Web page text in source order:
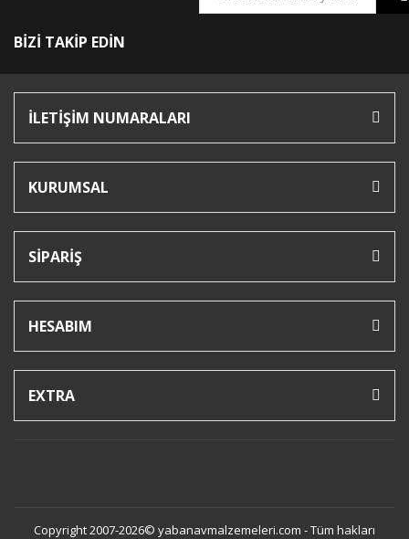
BİZİ TAKİP EDİN
İLETİŞİM NUMARALARI
KURUMSAL
SİPARİŞ
HESABIM
EXTRA
Copyright 2007-2026© yabanavmalzemeleri.com - Tüm hakları